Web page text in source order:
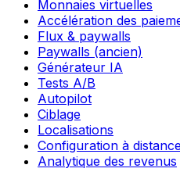
Monnaies virtuelles
Accélération des
Flux & paywalls
Paywalls (ancien)
Générateur IA
Tests A/B
Autopilot
Ciblage
Localisations
Configuration à
Analytique des revenus